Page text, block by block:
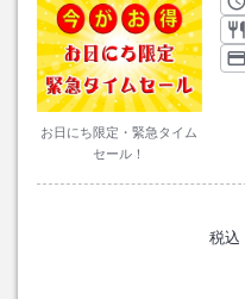
お日にち限定・緊急タイム
セール！
税込